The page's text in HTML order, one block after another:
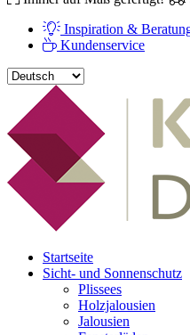
Inspiration &
Kundenservice
Startseite
Sicht- und Sonnenschutz
Plissees
Holzjalousien
Jalousien